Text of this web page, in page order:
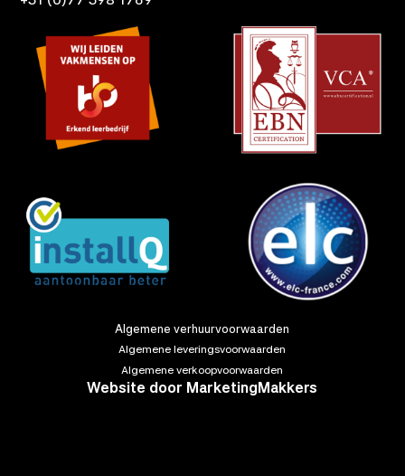
Algemene verhuurvoorwaarden
Algemene leveringsvoorwaarden
Algemene verkoopvoorwaarden
Website door MarketingMakkers